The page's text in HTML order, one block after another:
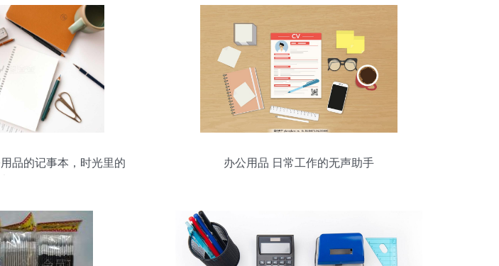
品的记事本，时光里的
办公用品 日常工作的无声助手